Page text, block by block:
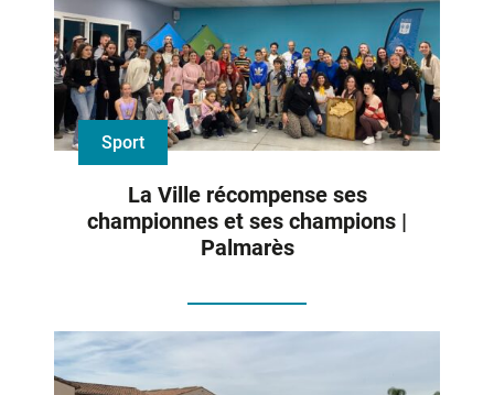
Sport
La Ville récompense ses
championnes et ses champions |
Palmarès